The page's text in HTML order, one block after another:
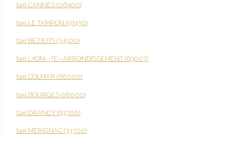
taxi CANNES (06400)
taxi LE TAMPON (97430)
taxi BEZIERS (34500)
taxi LYON--7E--ARRONDISSEMENT (69007)
taxi COLMAR (68000)
taxi BOURGES (18000)
taxi DRANCY (93700)
taxi MERIGNAC (33700)